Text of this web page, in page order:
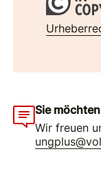
Sie
Wir freuen